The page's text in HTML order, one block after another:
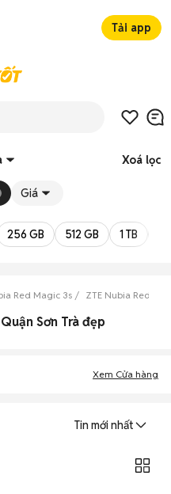
Tải app
Xoá lọc
Giá
256 GB 512 GB 1 TB
Red Magic 3s ZTE Nubia Red
Sơn Trà đẹp
Xem Cửa hàng
Tin mới nhất